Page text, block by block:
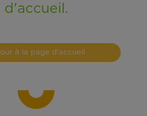
d'accueil.
à la page d'accueil